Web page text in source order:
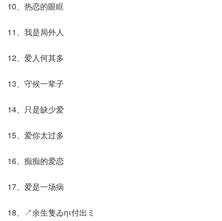
10、热恋的眼眶
11、我是局外人
12、爱人何其多
13、守候一辈子
14、只是缺少爱
15、爱你太过多
16、痴痴的爱恋
17、爱是一场病
18、↗余生隻ゐηι付出ミ